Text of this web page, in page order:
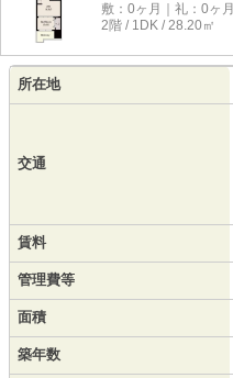
敷：0ヶ月｜礼：0ヶ月
2階 / 1DK / 28.20㎡
所在地
交通
賃料
管理費等
面積
築年数